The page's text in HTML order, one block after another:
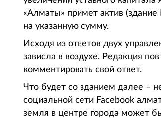
«Алматы» примет актив
на указанную сумму.
Исходя из ответов двух
зависла в воздухе. Редакция
комментировать свой ответ.
Что будет со зданием далее –
социальной сети Facebook
земля в центре города может